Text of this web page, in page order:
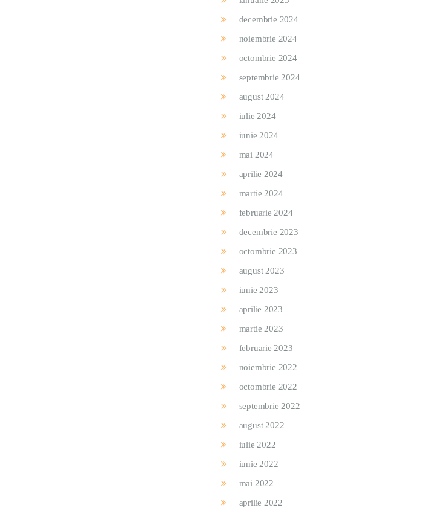
decembrie 2024
noiembrie 2024
octombrie 2024
septembrie 2024
august 2024
iulie 2024
iunie 2024
mai 2024
aprilie 2024
martie 2024
februarie 2024
decembrie 2023
octombrie 2023
august 2023
iunie 2023
aprilie 2023
martie 2023
februarie 2023
noiembrie 2022
octombrie 2022
septembrie 2022
august 2022
iulie 2022
iunie 2022
mai 2022
aprilie 2022